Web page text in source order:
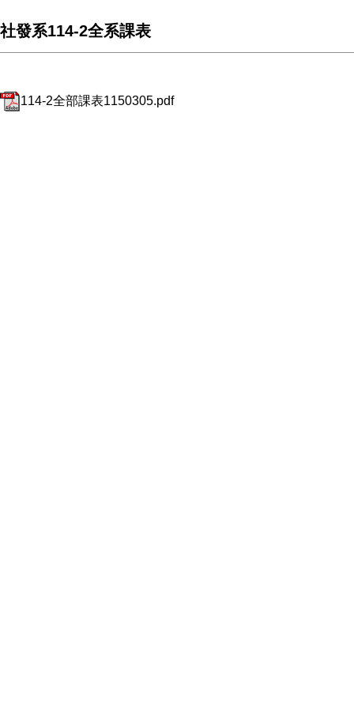
社發系114-2全系課表
114-2全部課表1150305.pdf